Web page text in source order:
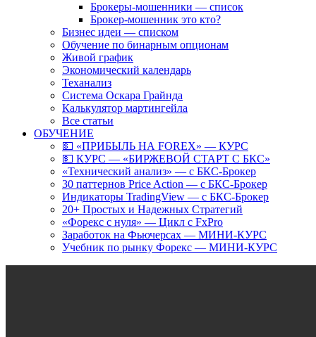
Брокеры-мошенники — список
Брокер-мошенник это кто?
Бизнес идеи — списком
Обучение по бинарным опционам
Живой график
Экономический календарь
Теханализ
Система Оскара Грайнда
Калькулятор мартингейла
Все статьи
ОБУЧЕНИЕ
💵 «ПРИБЫЛЬ НА FOREX» — КУРС
💵 КУРС — «БИРЖЕВОЙ СТАРТ С БКС»
«Технический анализ» — с БКС-Брокер
30 паттернов Price Action — с БКС-Брокер
Индикаторы TradingView — с БКС-Брокер
20+ Простых и Надежных Стратегий
«Форекс с нуля» — Цикл с FxPro
Заработок на Фьючерсах — МИНИ-КУРС
Учебник по рынку Форекс — МИНИ-КУРС